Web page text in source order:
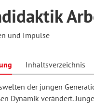
BildungBildung
und
und
forum
Forum
und Impulse
Inhaltsverzeichnis
der jungen
Dynamik verändert.